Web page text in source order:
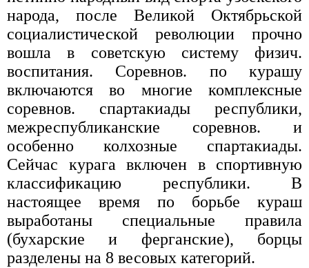
народа, после Великой Октябрьской
социалистической революции прочно
вошла в советскую систему физич.
воспитания. Соревнов. по курашу
включаются во многие комплексные
соревнов. спартакиады республики,
межреспубликанские соревнов. и
особенно колхозные спартакиады.
Сейчас курага включен в спортивную
классификацию республики. В
настоящее время по борьбе кураш
выработаны специальные правила
(бухарские и ферганские), борцы
разделены на 8 весовых категорий.